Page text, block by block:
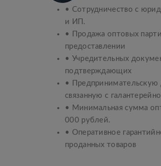
• Сотрудничество с
и ИП.
• Продажа оптовых
предоставлении
• Учредительных
подтверждающих
• Предпринимательскую
связанную с
• Минимальная сумма
000 рублей.
• Оперативное
проданных товаров